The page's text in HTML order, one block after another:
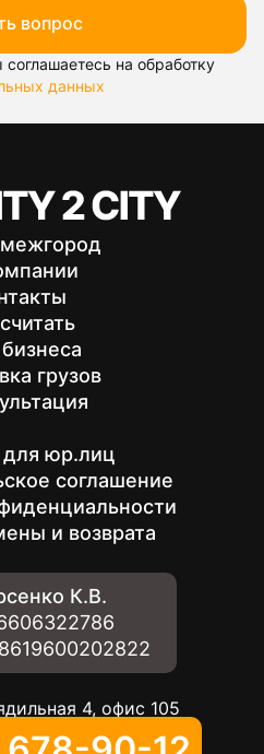
вопрос
на обработку
данных
грузов
юр.лиц
соглашение
и возврата
К.В.
4, офис 105